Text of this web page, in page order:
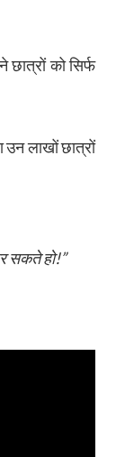
को सिर्फ
लाखों छात्रों
सकते हो!”